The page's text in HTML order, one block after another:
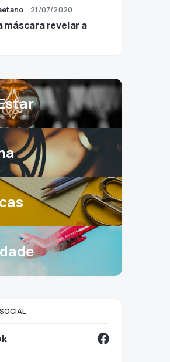
21/07/2020
máscara revelar a